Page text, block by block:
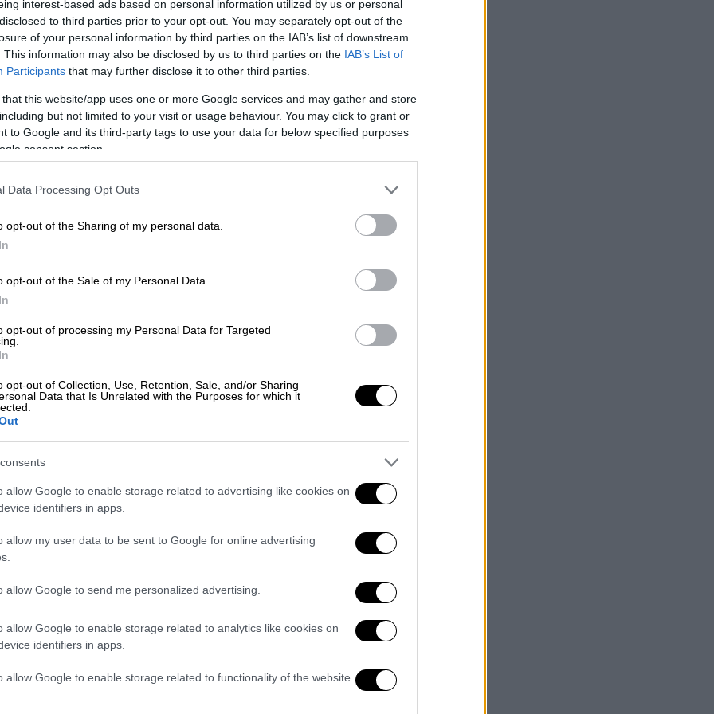
interest-based ads based on personal information utilized by us or personal
to third parties prior to your opt-out. You may separately opt-out of the
of your personal information by third parties on the IAB’s list of downstream
This information may also be disclosed by us to third parties on the IAB’s List of
Participants that may further disclose it to other third parties.
that this website/app uses one or more Google services and may gather and store
but not limited to your visit or usage behaviour. You may click to grant or
to Google and its third-party tags to use your data for below specified purposes
consent section.
Data Processing Opt Outs
opt-out of the Sharing of my personal data.
opt-out of the Sale of my Personal Data.
opt-out of processing my Personal Data for Targeted
opt-out of Collection, Use, Retention, Sale, and/or Sharing
Data that Is Unrelated with the Purposes for which it
allow Google to enable storage related to advertising like cookies on
identifiers in apps.
allow my user data to be sent to Google for online advertising
allow Google to send me personalized advertising.
allow Google to enable storage related to analytics like cookies on
identifiers in apps.
allow Google to enable storage related to functionality of the website
το ΕΘΝΟΣ στη Google
θεωρούν ότι θα έχουν κακή τύχη και
όμως, αυτή η μαζική φοβία για την
ως μια κακή ημέρα και μέρα
, δηλαδή πριν από 711 χρόνια, ο βασιλιάς
και ως «Ωραίος», σε
μια μαζική σφαγή εναντίον του
έδρα την Ιερουσαλήμ.
προειδοποίηση συνέλαβαν,
ιππότες, μεταξύ των οποίων και το
ντε Μολέ. Αυτός, ένας από τους
πέθανε στηνπυρά 7 χρόνια αργότερα, στο
του Φιλίππου. Ο βασιλιάς και ο
του Τάγματος των Ναϊτών, κινητή και
Τόπους αλλά και στην Ευρώπη.
13
13, κατά μία εκδοχή συνδέεται με τον
στο τραπέζι του τελευταίου
μαθητές σε αυτό το γεύμα. Αν και δεν
στη 13η θέση, ο αριθμός των